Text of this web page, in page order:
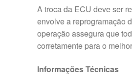
A troca da ECU deve ser
envolve a reprogramação
operação assegura que
corretamente para o
Informações Técnicas